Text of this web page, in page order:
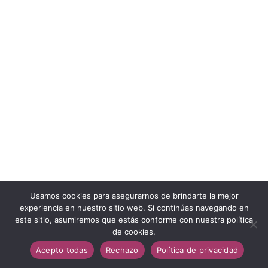
Política de Privacidad
Aviso Legal
Política de Cookies
Condiciones de Contratación
Usamos cookies para asegurarnos de brindarte la mejor
experiencia en nuestro sitio web. Si continúas navegando en
este sitio, asumiremos que estás conforme con nuestra política
de cookies.
Acepto todas
Rechazo Política de privacidad